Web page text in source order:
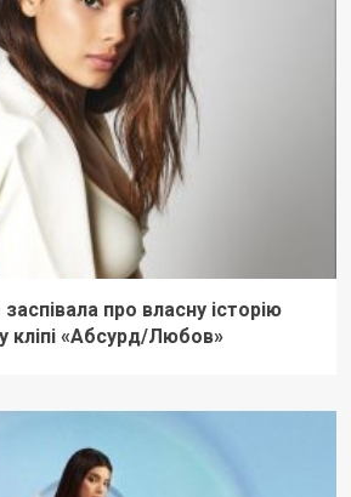
про власну історію
кліпі «Абсурд/Любов»